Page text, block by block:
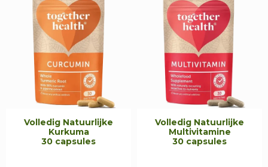
Volledig Natuurlijke
Kurkuma
30 capsules
Volledig Natuurlijke
Multivitamine
30 capsules